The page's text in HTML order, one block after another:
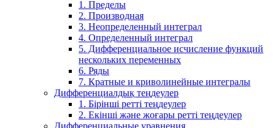
1. Пределы
2. Производная
3. Неопределенный интеграл
4. Определенный интеграл
5. Дифференциальное исчисление функций
нескольких переменных
6. Ряды
7. Кратные и криволинейные интегралы
Дифференциалдық теңдеулер
1. Бірінші ретті теңдеулер
2. Екінші және жоғары ретті теңдеулер
Дифференциальные уравнения